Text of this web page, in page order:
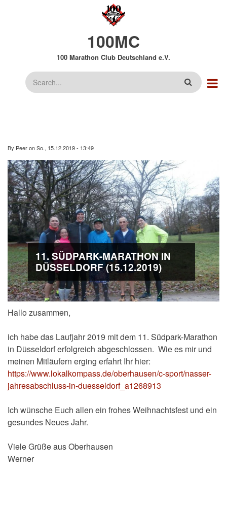
100MC
100 Marathon Club Deutschland e.V.
Suche
By PeeronSo., 15.12.2019 - 13:49
11. SÜDPARK-MARATHON IN
DÜSSELDORF (15.12.2019)
Hallo zusammen,
ich habe das Laufjahr 2019 mit dem 11. Südpark-Marathon
in Düsseldorf erfolgreich abgeschlossen. Wie es mir und
meinen Mitläufern erging erfahrt Ihr hier:
https://www.lokalkompass.de/oberhausen/c-sport/nasser-
jahresabschluss-in-duesseldorf_a1268913
Ich wünsche Euch allen ein frohes Weihnachtsfest und ein
gesundes Neues Jahr.
Viele Grüße aus Oberhausen
Werner